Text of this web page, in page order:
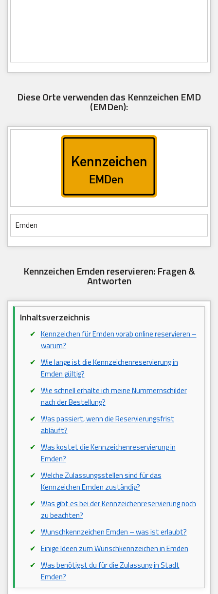
Diese Orte verwenden das Kennzeichen EMD
(EMDen):
Emden
Kennzeichen Emden reservieren: Fragen &
Antworten
Inhaltsverzeichnis
Kennzeichen für Emden vorab online reservieren –
warum?
Wie lange ist die Kennzeichenreservierung in
Emden gültig?
Wie schnell erhalte ich meine Nummernschilder
nach der Bestellung?
Was passiert, wenn die Reservierungsfrist
abläuft?
Was kostet die Kennzeichenreservierung in
Emden?
Welche Zulassungsstellen sind für das
Kennzeichen Emden zuständig?
Was gibt es bei der Kennzeichenreservierung noch
zu beachten?
Wunschkennzeichen Emden – was ist erlaubt?
Einige Ideen zum Wunschkennzeichen in Emden
Was benötigst du für die Zulassung in Stadt
Emden?